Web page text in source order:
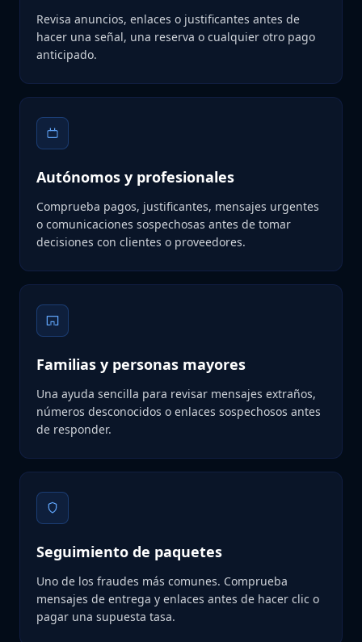
Revisa anuncios, enlaces o justificantes antes de
hacer una señal, una reserva o cualquier otro pago
anticipado.
Autónomos y profesionales
Comprueba pagos, justificantes, mensajes urgentes
o comunicaciones sospechosas antes de tomar
decisiones con clientes o proveedores.
Familias y personas mayores
Una ayuda sencilla para revisar mensajes extraños,
números desconocidos o enlaces sospechosos antes
de responder.
Seguimiento de paquetes
Uno de los fraudes más comunes. Comprueba
mensajes de entrega y enlaces antes de hacer clic o
pagar una supuesta tasa.